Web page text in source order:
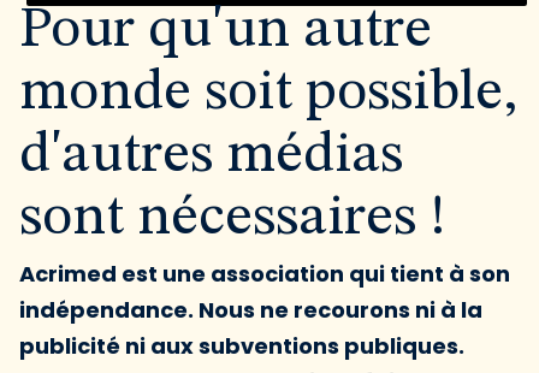
Pour qu'un autre
monde soit possible,
d'autres médias
sont nécessaires !
Acrimed est une association qui tient à son
indépendance. Nous ne recourons ni à la
publicité ni aux subventions publiques.